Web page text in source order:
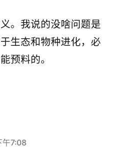
。我说的没啥问题是
生态和物种进化，必
预料的。
午7:08